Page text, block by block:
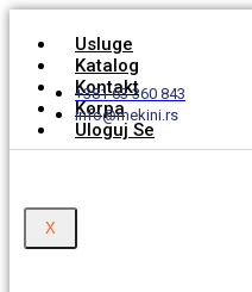
Usluge
Katalog
Kontakt
Korpa
Uloguj Se
X
+381 63 360 843
info@mekini.rs